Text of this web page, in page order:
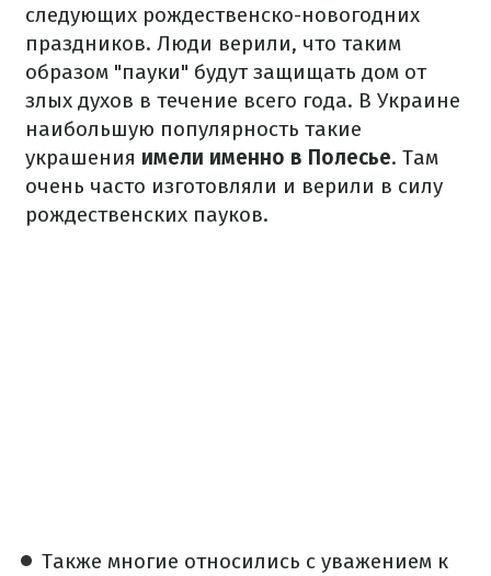
следующих рождественско-новогодних
праздников. Люди верили, что таким
образом "пауки" будут защищать дом от
злых духов в течение всего года. В Украине
наибольшую популярность такие
украшения имели именно в Полесье. Там
очень часто изготовляли и верили в силу
рождественских пауков.
Также многие относились с уважением к